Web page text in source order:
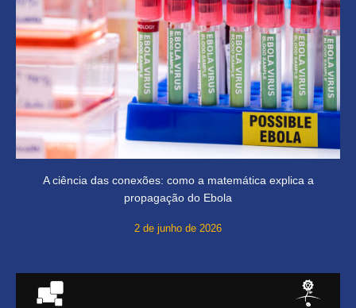
A ciência das conexões: como a matemática explica a
propagação do Ebola
2 de junho de 2026